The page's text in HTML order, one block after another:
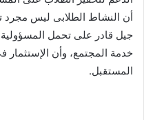
أن النشاط الطلابى ليس مجرد
جيل قادر على تحمل المسؤولية
خدمة المجتمع، وأن
المستقبل.